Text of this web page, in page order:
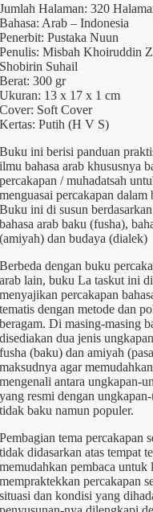
Jumlah Halaman: 320
Bahasa: Arab – Indonesia
Penerbit: Pustaka Nuun
Penulis: Misbah Khoiruddin
Shobirin Suhail
Berat: 300 gr
Ukuran: 13 x 17 x 1 cm
Cover: Soft Cover
Kertas: Putih (H V S)
Buku ini berisi panduan
ilmu bahasa arab khususnya
percakapan / muhadatsah
menguasai percakapan dalam
Buku ini di susun
bahasa arab baku (fusha),
(amiyah) dan budaya (dialek)
Berbeda dengan buku
arab lain, buku La taskut ini
menyajikan percakapan
tematis dengan metode dan
beragam. Di masing-masing
disediakan dua jenis
fusha (baku) dan amiyah
maksudnya agar
mengenali antara ungkapan-
yang resmi dengan
tidak baku namun populer.
Pembagian tema percakapan
tidak didasarkan atas tempat
memudahkan pembaca untuk
mempraktekkan percakapan
situasi dan kondisi yang